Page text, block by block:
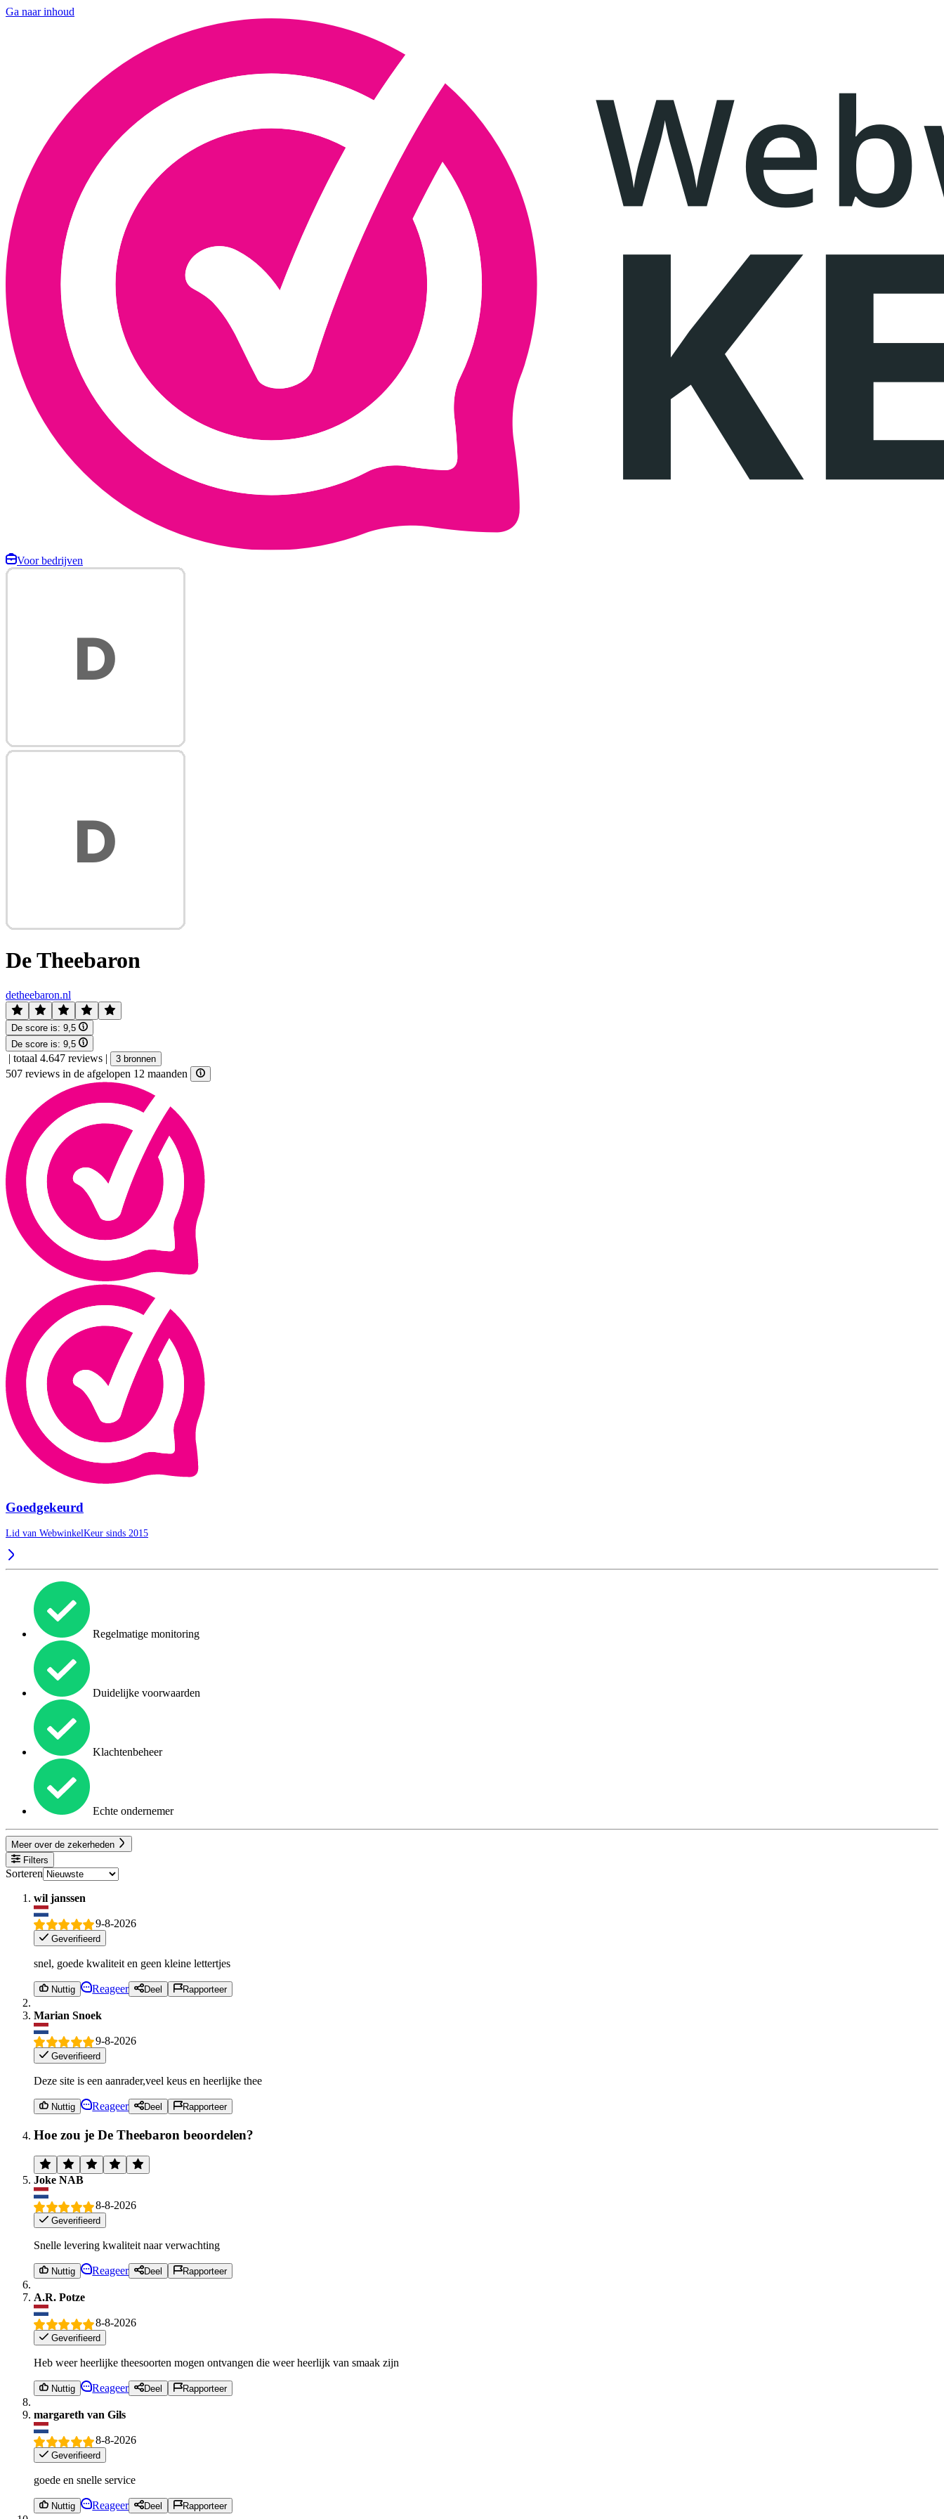
Ga naar inhoud
Voor bedrijven
De Theebaron
detheebaron.nl
De score is: 9,5
De score is: 9,5
| totaal 4.647 reviews | 3 bronnen
507 reviews in de afgelopen 12 maanden
Goedgekeurd
Lid van WebwinkelKeur sinds 2015
Regelmatige monitoring
Duidelijke voorwaarden
Klachtenbeheer
Echte ondernemer
Meer over de zekerheden
Filters
Sorteren
wil janssen
9-8-2026
Geverifieerd
snel, goede kwaliteit en geen kleine lettertjes
Nuttig Reageer Deel Rapporteer
Marian Snoek
9-8-2026
Geverifieerd
Deze site is een aanrader,veel keus en heerlijke thee
Nuttig Reageer Deel Rapporteer
Hoe zou je De Theebaron beoordelen?
Joke NAB
8-8-2026
Geverifieerd
Snelle levering kwaliteit naar verwachting
Nuttig Reageer Deel Rapporteer
A.R. Potze
8-8-2026
Geverifieerd
Heb weer heerlijke theesoorten mogen ontvangen die weer heerlijk van smaak zijn
Nuttig Reageer Deel Rapporteer
margareth van Gils
8-8-2026
Geverifieerd
goede en snelle service
Nuttig Reageer Deel Rapporteer